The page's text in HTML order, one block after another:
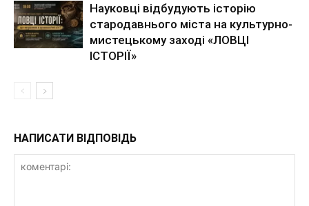
Науковці відбудують історію
стародавнього міста на культурно-
мистецькому заході «ЛОВЦІ
ІСТОРІЇ»
НАПИСАТИ ВІДПОВІДЬ